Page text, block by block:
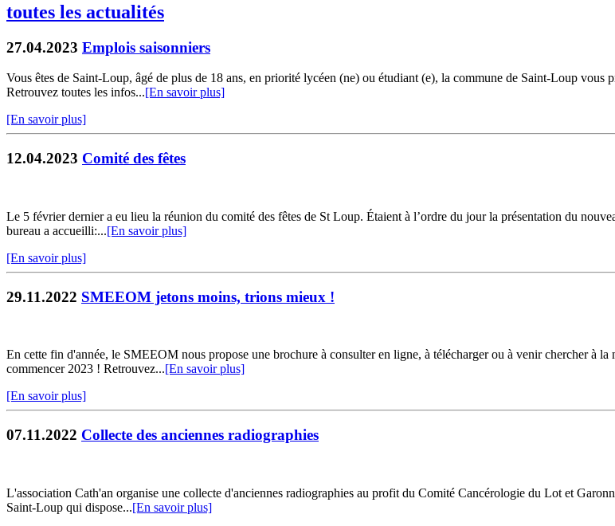
toutes les actualités
27.04.2023 Emplois saisonniers
Vous êtes de Saint-Loup, âgé de plus de 18 ans, en priorité lycéen (ne) ou étudiant (e), la commune de Saint-Loup
Retrouvez toutes les infos...[En savoir plus]
[En savoir plus]
12.04.2023 Comité des fêtes
Le 5 février dernier a eu lieu la réunion du comité des fêtes de St Loup. Étaient à l’ordre du jour la présentation du
bureau a accueilli:...[En savoir plus]
[En savoir plus]
29.11.2022 SMEEOM jetons moins, trions mieux !
En cette fin d'année, le SMEEOM nous propose une brochure à consulter en ligne, à télécharger ou à venir chercher à
commencer 2023 ! Retrouvez...[En savoir plus]
[En savoir plus]
07.11.2022 Collecte des anciennes radiographies
L'association Cath'an organise une collecte d'anciennes radiographies au profit du Comité Cancérologie du Lot et
Saint-Loup qui dispose...[En savoir plus]